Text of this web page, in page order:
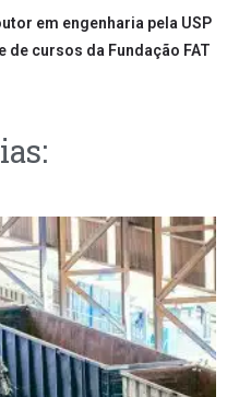
em engenharia pela USP
cursos da Fundação FAT